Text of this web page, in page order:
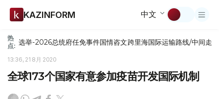
KAZINFORM 中文
热
点: 选举-2026总统府任免事件国情咨文跨里海国际运输路线/中间走廊
13:36, 21 8月 2020
全球173个国家有意参加疫苗开发国际机制